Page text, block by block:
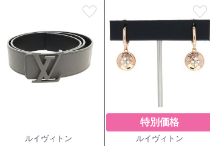
favorite
ルイヴィトン
favorite
特別価格
ルイヴィトン